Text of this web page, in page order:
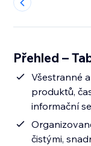
Přehled –
Všestranné
produktů,
informační
čistými,